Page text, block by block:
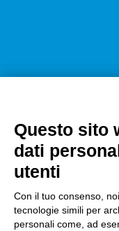
Sede Legale
Registro Imprese
Questo sito
dati
utenti
Con il tuo consenso,
tecnologie simili per
personali come, ad